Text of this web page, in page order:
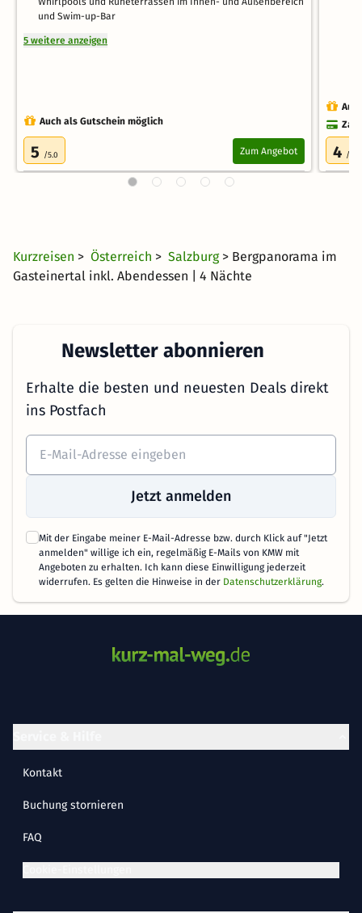
und Swim-up-Bar
5 weitere anzeigen
Auch als Gutschein möglich
5 /5.0 Zum Angebot 4 /5.0
Kurzreisen > Österreich > Salzburg > Bergpanorama im
Gasteinertal inkl. Abendessen | 4 Nächte
Newsletter abonnieren
Erhalte die besten und neuesten Deals direkt
ins Postfach
Jetzt anmelden
Mit der Eingabe meiner E-Mail-Adresse bzw. durch Klick auf "Jetzt
anmelden" willige ich ein, regelmäßig E-Mails von KMW mit
Angeboten zu erhalten. Ich kann diese Einwilligung jederzeit
widerrufen. Es gelten die Hinweise in der Datenschutzerklärung.
Kontakt
Buchung stornieren
FAQ